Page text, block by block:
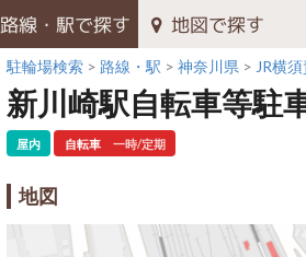
路線・駅で探す 地図で探す
駐輪場検索 路線・駅 神奈川県 JR横
新川崎駅自転車等駐
屋内 自転車 一時/定期
地図